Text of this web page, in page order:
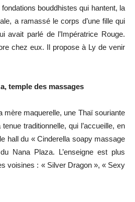
bouddhistes qui hantent, la
a ramassé le corps d’une fille qui
avait parlé de l’Impératrice Rouge.
chez eux. Il propose à Ly de venir
temple des massages
mère maquerelle, une Thaï souriante
traditionnelle, qui l’accueille, en
hall du « Cinderella soapy massage
Nana Plaza. L’enseigne est plus
voisines : « Silver Dragon », « Sexy